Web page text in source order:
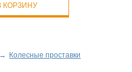
КОРЗИНУ
→ Колесные проставки